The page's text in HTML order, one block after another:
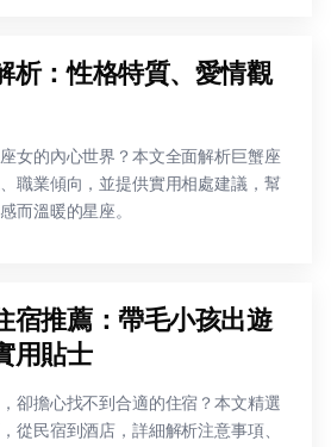
析：性格特質、愛情觀
女的內心世界？本文全面解析巨蟹座
職業傾向，並提供實用相處建議，幫
而溫暖的星座。
宿推薦：帶毛小孩出遊
用貼士
卻擔心找不到合適的住宿？本文精選
從民宿到酒店，詳細解析注意事項、